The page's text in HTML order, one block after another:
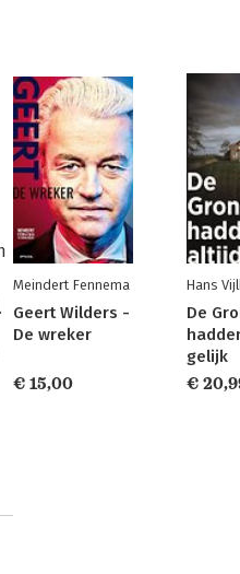
Meindert Fennema
Geert Wilders -
De wreker
€ 15,00
Hans
De
gelijk
€